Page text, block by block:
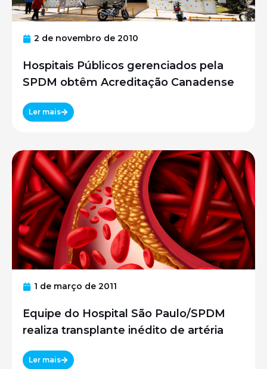
2 de novembro de 2010
Hospitais Públicos gerenciados pela
SPDM obtêm Acreditação Canadense
Ler mais
1 de março de 2011
Equipe do Hospital São Paulo/SPDM
realiza transplante inédito de artéria
Ler mais